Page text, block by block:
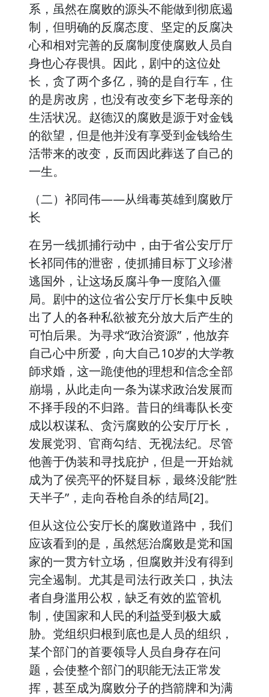
系，虽然在腐败的源头不能做到彻底遏
制，但明确的反腐态度、坚定的反腐决
心和相对完善的反腐制度使腐败人员自
身也心存畏惧。因此，剧中的这位处
长，贪了两个多亿，骑的是自行车，住
的是房改房，也没有改变乡下老母亲的
生活状况。赵德汉的腐败是源于对金钱
的欲望，但是他并没有享受到金钱给生
活带来的改变，反而因此葬送了自己的
一生。
（二）祁同伟——从缉毒英雄到腐败厅
长
在另一线抓捕行动中，由于省公安厅厅
长祁同伟的泄密，使抓捕目标丁义珍潜
逃国外，让这场反腐斗争一度陷入僵
局。剧中的这位省公安厅厅长集中反映
出了人的各种私欲被充分放大后产生的
可怕后果。为寻求“政治资源”，他放弃
自己心中所爱，向大自己10岁的大学教
師求婚，这一跪使他的理想和信念全部
崩塌，从此走向一条为谋求政治发展而
不择手段的不归路。昔日的缉毒队长变
成以权谋私、贪污腐败的公安厅厅长，
发展党羽、官商勾结、无视法纪。尽管
他善于伪装和寻找庇护，但是一开始就
成为了侯亮平的怀疑目标，最终没能“胜
天半子”，走向吞枪自杀的结局[2]。
但从这位公安厅长的腐败道路中，我们
应该看到的是，虽然惩治腐败是党和国
家的一贯方针立场，但腐败并没有得到
完全遏制。尤其是司法行政关口，执法
者自身滥用公权，缺乏有效的监管机
制，使国家和人民的利益受到极大威
胁。党组织归根到底也是人员的组织，
某个部门的首要领导人员自身存在问
题，会使整个部门的职能无法正常发
挥，甚至成为腐败分子的挡箭牌和为满